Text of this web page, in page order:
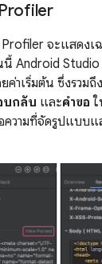
จะแสดงเฉ
นี้ Android
ค่าเริ่มต้น ซึ่งรวม
บกลับ และคำขอ
ความที่จัดรูปแบบ